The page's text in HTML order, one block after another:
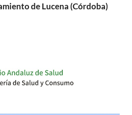
de Lucena (Córdoba)